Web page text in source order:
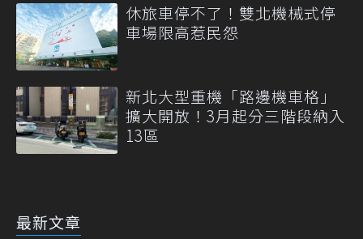
休旅車停不了！雙北機械式停
車場限高惹民怨
新北大型重機「路邊機車格」
擴大開放！3月起分三階段納入
13區
最新文章